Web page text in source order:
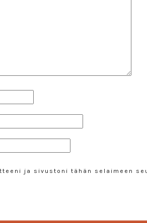
ja sivustoni tähän selaimeen